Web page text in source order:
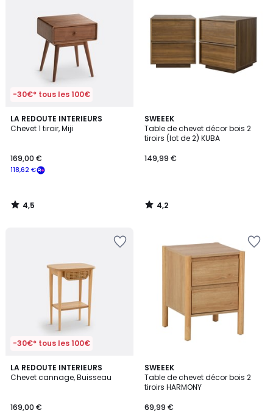
-30€* tous les 100€
LA REDOUTE INTERIEURS
Chevet 1 tiroir, Miji
118,62 €
169,00 €
4,5
/ 5
4,5
/
SWEEEK
Table de chevet décor bois 2
tiroirs (lot de 2) KUBA
149,99 €
4,2
/ 5
4,2
/
-30€* tous les 100€
LA REDOUTE INTERIEURS
Chevet cannage, Buisseau
169,00 €
4,4
/ 5
SWEEEK
Table de chevet décor bois 2
tiroirs HARMONY
69,99 €
2
Couleurs